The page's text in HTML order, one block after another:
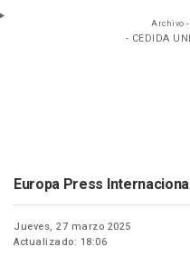
Archivo -
- CEDIDA
Europa Press
Jueves, 27 marzo 2025
Actualizado: 18:06